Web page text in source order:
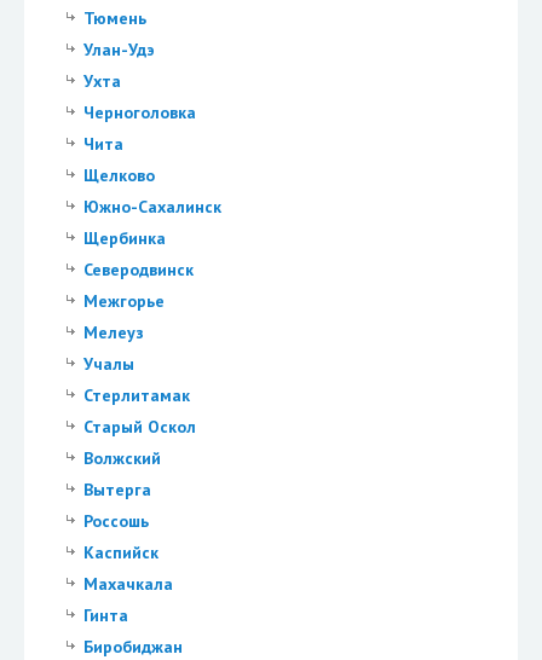
Тюмень
Улан-Удэ
Ухта
Черноголовка
Чита
Щелково
Южно-Сахалинск
Щербинка
Северодвинск
Межгорье
Мелеуз
Учалы
Стерлитамак
Старый Оскол
Волжский
Вытерга
Россошь
Каспийск
Махачкала
Гинта
Биробиджан